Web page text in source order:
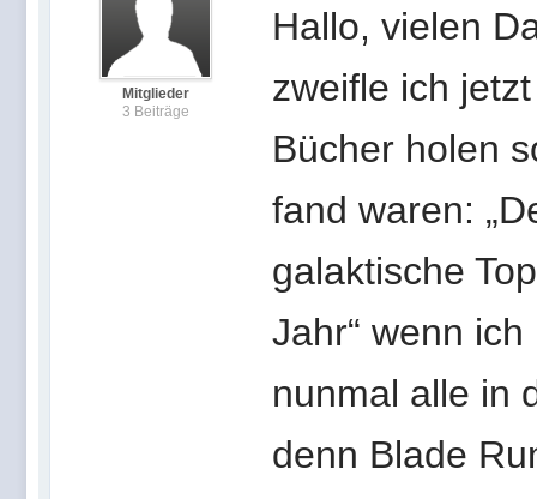
Mitglieder
3 Beiträge
Hallo, vielen
zweifle ich
Bücher holen
fand waren:
galaktische
Jahr“ wenn
nunmal alle in
denn Blade